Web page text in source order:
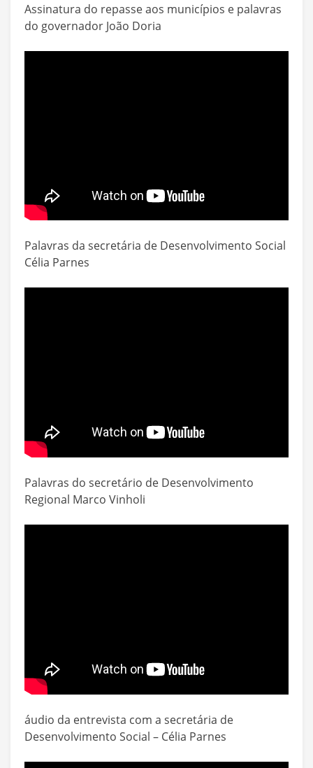
Assinatura do repasse aos municípios e palavras
do governador João Doria
Palavras da secretária de Desenvolvimento Social
Célia Parnes
Palavras do secretário de Desenvolvimento
Regional Marco Vinholi
áudio da entrevista com a secretária de
Desenvolvimento Social – Célia Parnes